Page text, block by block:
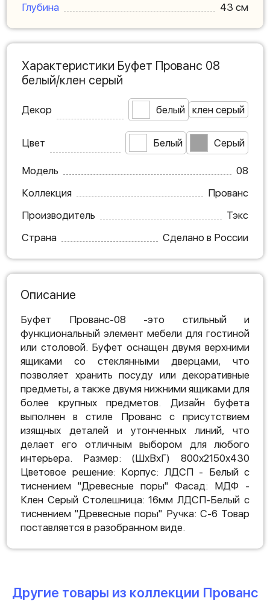
Глубина
43 см
Характеристики Буфет Прованс 08
белый/клен серый
Декор белый клен серый
Цвет Белый Серый
Модель
08
Коллекция
Прованс
Производитель
Тэкс
Страна
Сделано в России
Описание
Буфет Прованс-08 -это стильный и
функциональный элемент мебели для гостиной
или столовой. Буфет оснащен двумя верхними
ящиками со стеклянными дверцами, что
позволяет хранить посуду или декоративные
предметы, а также двумя нижними ящиками для
более крупных предметов. Дизайн буфета
выполнен в стиле Прованс с присутствием
изящных деталей и утонченных линий, что
делает его отличным выбором для любого
интерьера. Размер: (ШхВхГ) 800х2150х430
Цветовое решение: Корпус: ЛДСП - Белый с
тиснением "Древесные поры" Фасад: МДФ -
Клен Серый Столешница: 16мм ЛДСП-Белый с
тиснением "Древесные поры" Ручка: С-6 Товар
поставляется в разобранном виде.
Другие товары из коллекции Прованс